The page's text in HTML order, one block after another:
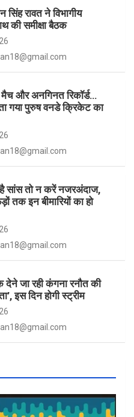
सिंह रावत ने विभागीय
की समीक्षा बैठक
और अनगिनत रिकॉर्ड…
गया पुरुष वनडे क्रिकेट का
है सांस तो न करें नजरअंदाज,
तक इन बीमारियों का हो
जा रही कंगना रनौत की
इस दिन होगी स्ट्रीम